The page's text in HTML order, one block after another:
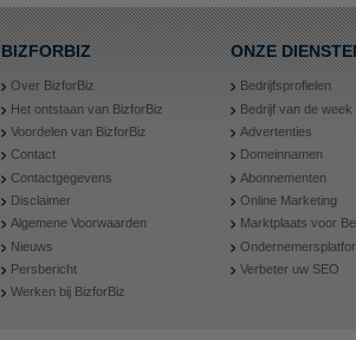
BIZFORBIZ
Over BizforBiz
Het ontstaan van BizforBiz
Voordelen van BizforBiz
Contact
Contactgegevens
Disclaimer
Algemene Voorwaarden
Nieuws
Persbericht
Werken bij BizforBiz
ONZE
Bedrijfsprofielen
Bedrijf van de week
Advertenties
Domeinnamen
Abonnementen
Online Marketing
Marktplaats voor
Verbeter uw SEO